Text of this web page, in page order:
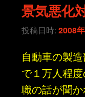
景気悪化
投稿日時:2008
自動車の製
で１万人程
職の話が聞か